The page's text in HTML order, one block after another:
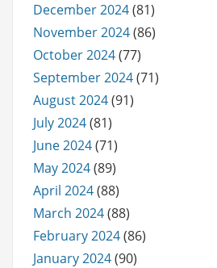
December 2024(81)
November 2024(86)
October 2024(77)
September 2024(71)
August 2024(91)
July 2024(81)
June 2024(71)
May 2024(89)
April 2024(88)
March 2024(88)
February 2024(86)
January 2024(90)